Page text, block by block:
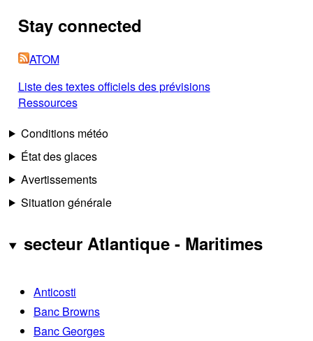
Stay connected
ATOM
Liste des textes officiels des prévisions
Ressources
Conditions météo
État des glaces
Avertissements
Situation générale
secteur Atlantique - Maritimes
Anticosti
Banc Browns
Banc Georges